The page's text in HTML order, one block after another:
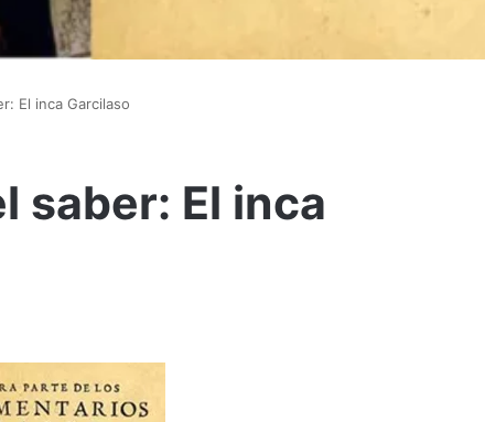
El inca Garcilaso
saber: El inca